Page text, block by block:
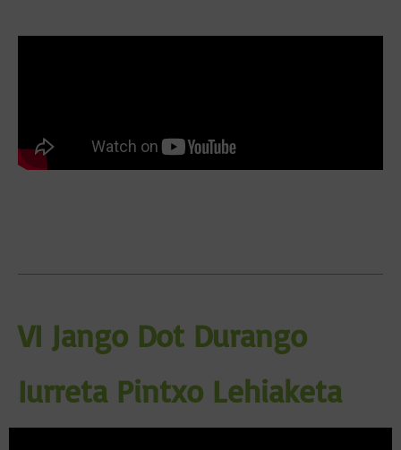
VI Jango Dot Durango
Iurreta Pintxo Lehiaketa